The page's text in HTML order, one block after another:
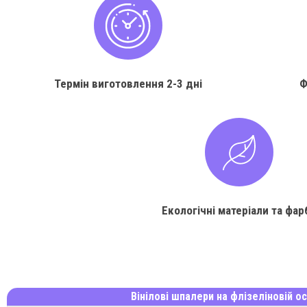
Термін виготовлення 2-3 дні
Екологічні матеріали та
Вінілові шпалери на флізеліновій